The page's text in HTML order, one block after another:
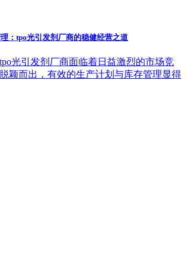
：tpo光引发剂厂商的稳健经营之道
光引发剂厂商面临着日益激烈的市场竞
颖而出，有效的生产计划与库存管理显得